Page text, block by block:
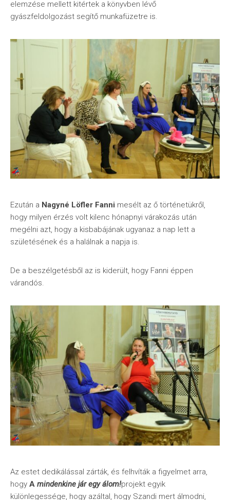
elemzése mellett kitértek a könyvben lévő
gyászfeldolgozást segítő munkafüzetre is.
Ezután a Nagyné Löfler Fanni mesélt az ő történetükről,
hogy milyen érzés volt kilenc hónapnyi várakozás után
megélni azt, hogy a kisbabájának ugyanaz a nap lett a
születésének és a halálnak a napja is.
De a beszélgetésből az is kiderült, hogy Fanni éppen
várandós.
Az estet dedikálással zárták, és felhvíták a figyelmet arra,
hogy A mindenkine jár egy álom!projekt egyik
különlegessége, hogy azáltal, hogy Szandi mert álmodni,